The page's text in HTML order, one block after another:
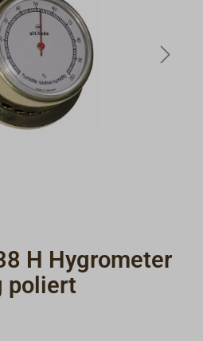
H Hygrometer
poliert